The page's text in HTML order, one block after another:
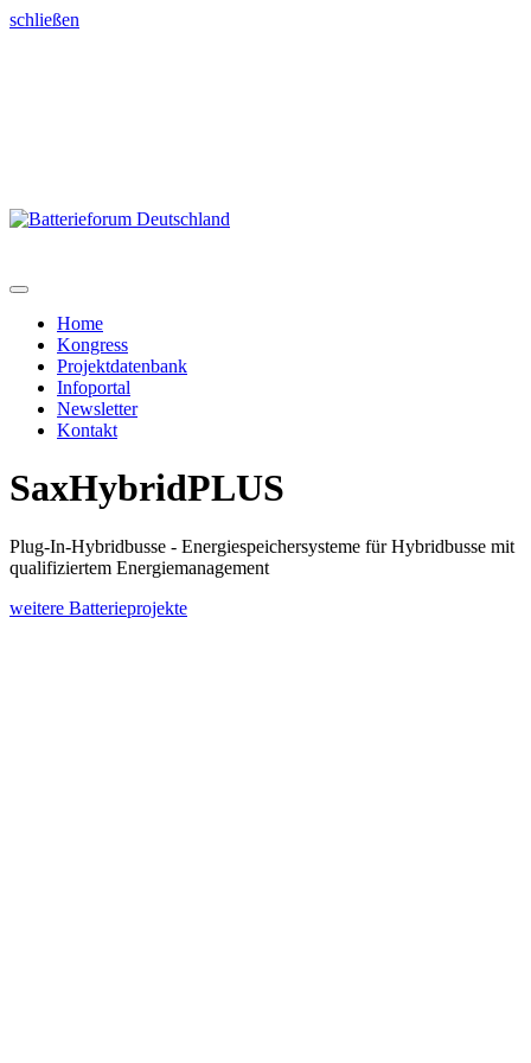
schließen
Home
Kongress
Projektdatenbank
Infoportal
Newsletter
Kontakt
SaxHybridPLUS
Plug-In-Hybridbusse - Energiespeichersysteme für Hybridbusse mit
qualifiziertem Energiemanagement
weitere Batterieprojekte